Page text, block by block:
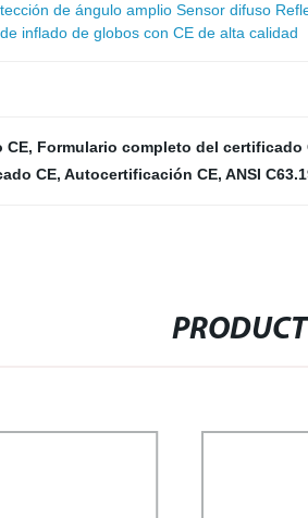
de ángulo amplio Sensor difuso
inflado de globos con CE de alta calidad
CE, Formulario completo del certificado
CE, Autocertificación CE, ANSI